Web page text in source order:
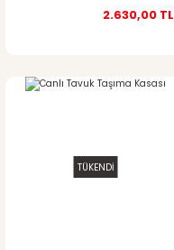
2.630,00 TL
TÜKENDİ